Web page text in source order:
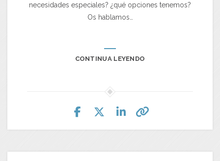
necesidades especiales? ¿qué opciones tenemos?
Os hablamos…
CONTINUA LEYENDO